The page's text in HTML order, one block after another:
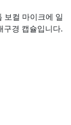
보컬 마이크에 일
경 캡슐입니다.